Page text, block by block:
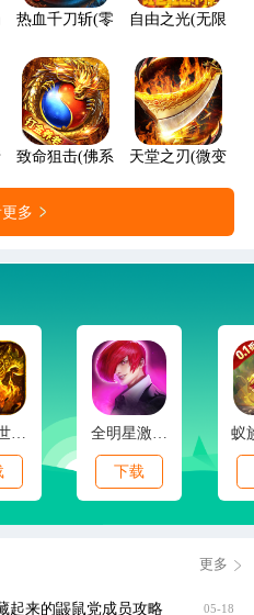
龙套)
热血千刀斩(零氪送赞爆充)
自由之光(无限红
利版)
致命狙击(佛系打金养老传奇)
天堂之刃(微变攻
多
战神新世纪(免赞沉默开荒)
下载
更多
起来的鼹鼠党成员攻略 05-18